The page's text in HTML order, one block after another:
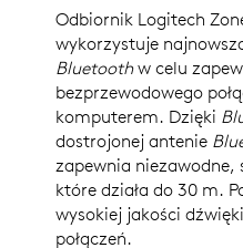
Odbiornik Logitech
wykorzystuje
Bluetoothw celu
bezprzewodowego
komputerem. Dzięki
dostrojonej antenie
zapewnia niezawodne,
które działa do 30 m.
wysokiej jakości
połączeń.